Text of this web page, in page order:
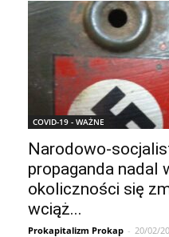
COVID-19 - WAŻNE
Narodowo-
propaganda nadal
okoliczności się
wciąż...
Prokapitalizm Prokap - 20/02/